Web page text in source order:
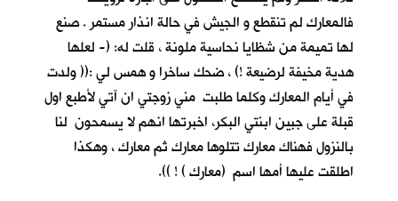
فالمعارك لم تنقطع و الجيش في حالة انذار مستمر . صنع
لها تميمة من شظايا نحاسية ملونة ، قلت له: (- لعلها
هدية مخيفة لرضيعة !) ، ضحك ساخرا و همس لي :(( ولدت
في أيام المعارك وكلما طلبت مني زوجتي ان آتي لأطبع اول
قبلة على جبين ابنتي البكر، اخبرتها انهم لا يسمحون لنا
بالنزول فهناك معارك تتلوها معارك ثم معارك ، وهكذا
اطلقت عليها أمها اسم (معارك ) ! )).